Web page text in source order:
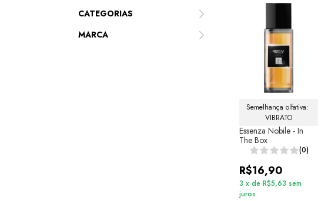
CATEGORIAS
MARCA
Semelhança olfativa:
VIBRATO
Essenza Nobile - In
The Box
(0)
R$16,90
3 x de R$5,63 sem
juros